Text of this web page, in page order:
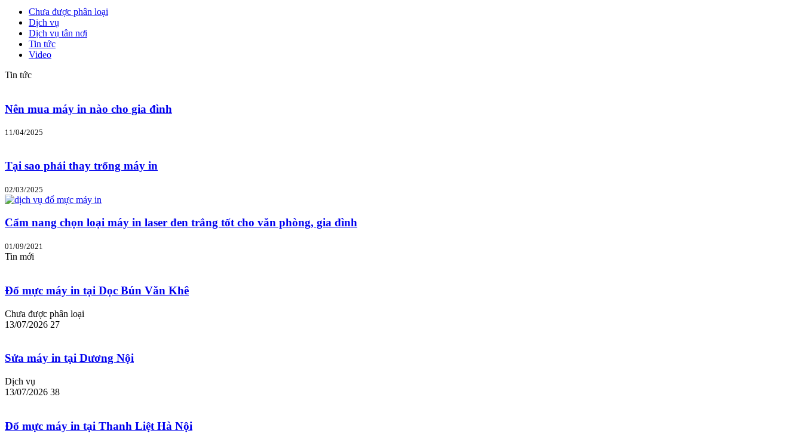
Chưa được phân loại
Dịch vụ
Dịch vụ tân nơi
Tin tức
Video
Tin tức
Nên mua máy in nào cho gia đình
11/04/2025
Tại sao phải thay trống máy in
02/03/2025
Cẩm nang chọn loại máy in laser đen trắng tốt cho văn phòng, gia đình
01/09/2021
Tin mới
Đổ mực máy in tại Dọc Bún Văn Khê
Chưa được phân loại
13/07/2026 27
Sửa máy in tại Dương Nội
Dịch vụ
13/07/2026 38
Đổ mực máy in tại Thanh Liệt Hà Nội